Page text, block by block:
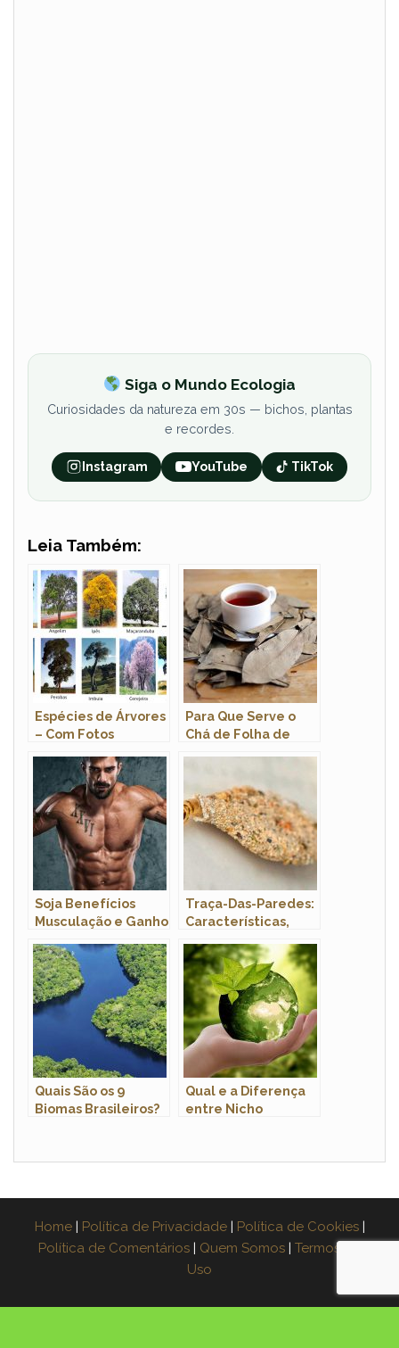
Siga o Mundo Ecologia
Curiosidades da natureza em 30s — bichos, plantas
e recordes.
Instagram YouTube TikTok
Leia Também:
Espécies de Árvores
– Com Fotos
Para Que Serve o
Chá de Folha de
Soja Benefícios
Musculação e Ganho
Traça-Das-Paredes:
Características,
Fotos
Quais São os 9
Biomas Brasileiros?
Qual e a Diferença
entre Nicho
Home | Política de Privacidade | Política de Cookies |
Política de Comentários | Quem Somos | Termos de
Uso